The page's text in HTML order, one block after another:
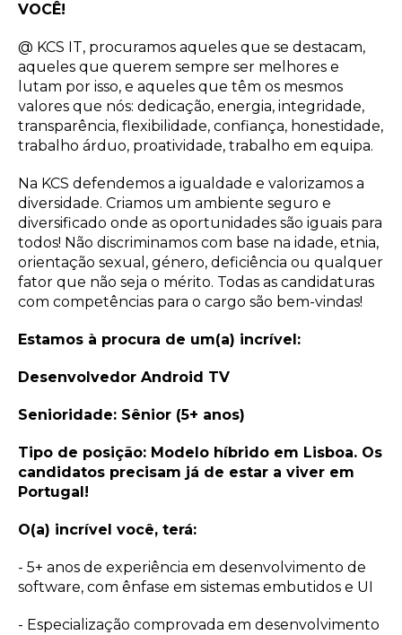
VOCÊ!
@ KCS IT, procuramos aqueles que se destacam,
aqueles que querem sempre ser melhores e
lutam por isso, e aqueles que têm os mesmos
valores que nós: dedicação, energia, integridade,
transparência, flexibilidade, confiança, honestidade,
trabalho árduo, proatividade, trabalho em equipa.
Na KCS defendemos a igualdade e valorizamos a
diversidade. Criamos um ambiente seguro e
diversificado onde as oportunidades são iguais para
todos! Não discriminamos com base na idade, etnia,
orientação sexual, género, deficiência ou qualquer
fator que não seja o mérito. Todas as candidaturas
com competências para o cargo são bem-vindas!
Estamos à procura de um(a) incrível:
Desenvolvedor Android TV
Senioridade: Sênior (5+ anos)
Tipo de posição: Modelo híbrido em Lisboa. Os
candidatos precisam já de estar a viver em
Portugal!
O(a) incrível você, terá:
- 5+ anos de experiência em desenvolvimento de
software, com ênfase em sistemas embutidos e UI
- Especialização comprovada em desenvolvimento